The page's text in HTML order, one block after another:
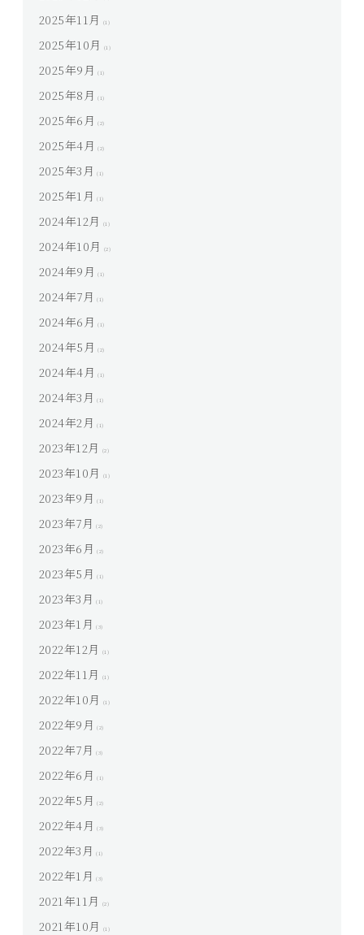
2025年11月 (1)
2025年10月 (1)
2025年9月 (1)
2025年8月 (1)
2025年6月 (2)
2025年4月 (2)
2025年3月 (1)
2025年1月 (1)
2024年12月 (1)
2024年10月 (2)
2024年9月 (1)
2024年7月 (1)
2024年6月 (1)
2024年5月 (2)
2024年4月 (1)
2024年3月 (1)
2024年2月 (1)
2023年12月 (2)
2023年10月 (1)
2023年9月 (1)
2023年7月 (2)
2023年6月 (2)
2023年5月 (1)
2023年3月 (1)
2023年1月 (3)
2022年12月 (1)
2022年11月 (1)
2022年10月 (1)
2022年9月 (2)
2022年7月 (3)
2022年6月 (1)
2022年5月 (2)
2022年4月 (3)
2022年3月 (1)
2022年1月 (3)
2021年11月 (2)
2021年10月 (1)